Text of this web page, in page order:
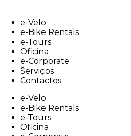
contente-Velo
e-Bike Rentals
e-Tours
Oficina
e-Corporate
Serviços
Contactos
e-Velo
e-Bike Rentals
e-Tours
Oficina